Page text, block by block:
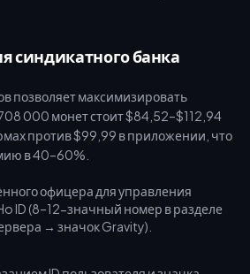
синдикатного банка
позволяет максимизировать
000 монет стоит $84,52–$112,94
против $99,99 в приложении, что
в 40–60%.
офицера для управления
ID (8–12-значный номер в разделе
→ значок Gravity).